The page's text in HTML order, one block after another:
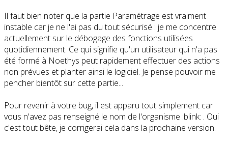
Il faut bien noter que la partie Paramétrage est vraiment
instable car je ne l'ai pas du tout sécurisé : je me concentre
actuellement sur le débogage des fonctions utilisées
quotidiennement. Ce qui signifie qu'un utilisateur qui n'a pas
été formé à Noethys peut rapidement effectuer des actions
non prévues et planter ainsi le logiciel. Je pense pouvoir me
pencher bientôt sur cette partie...
Pour revenir à votre bug, il est apparu tout simplement car
vous n'avez pas renseigné le nom de l'organisme :blink: . Oui
c'est tout bête, je corrigerai cela dans la prochaine version.